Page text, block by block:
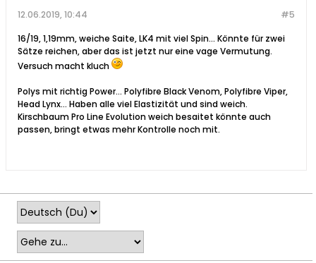
#5
12.06.2019, 10:44
16/19, 1,19mm, weiche Saite, LK4 mit viel Spin... Könnte für zwei
Sätze reichen, aber das ist jetzt nur eine vage Vermutung.
Versuch macht kluch
Polys mit richtig Power... Polyfibre Black Venom, Polyfibre Viper,
Head Lynx... Haben alle viel Elastizität und sind weich.
Kirschbaum Pro Line Evolution weich besaitet könnte auch
passen, bringt etwas mehr Kontrolle noch mit.